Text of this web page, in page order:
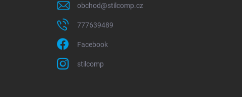
obchod@stilcomp.cz
777639489
Facebook
stilcomp